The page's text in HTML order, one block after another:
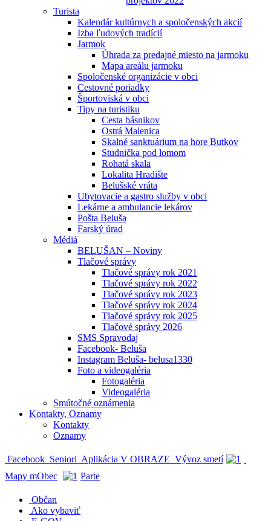
Turista
Kalendár kultúrnych a spoločenských akcií
Izba ľudových tradícií
Jarmok
Úhrada za predajné miesto na jarmoku
Mapa areálu jarmoku
Spoločenské organizácie v obci
Cestovné poriadky
Športoviská v obci
Tipy na turistiku
Cesta básnikov
Ostrá Malenica
Skalné sanktuárium na hore Butkov
Studnička pod lomom
Rohatá skala
Lokalita Hradište
Belušské vráta
Ubytovacie a gastro služby v obci
Lekárne a ambulancie lekárov
Pošta Beluša
Farský úrad
Médiá
BELUŠAN – Noviny
Tlačové správy
Tlačové správy rok 2021
Tlačové správy rok 2022
Tlačové správy rok 2023
Tlačové správy rok 2024
Tlačové správy rok 2025
Tlačové správy 2026
SMS Spravodaj
Facebook- Beluša
Instagram Beluša- belusa1330
Foto a videogaléria
Fotogaléria
Videogaléria
Smútočné oznámenia
Kontakty, Oznamy
Kontakty
Oznamy
Facebook Seniori Aplikácia V OBRAZE Vývoz smetí
Mapy mObec
Parte
Občan
Ako vybaviť